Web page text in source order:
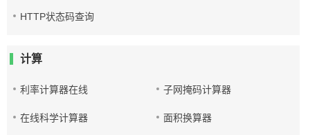
HTTP状态码查询
计算
利率计算器在线 子网掩码计算器
在线科学计算器 面积换算器